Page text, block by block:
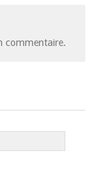
commentaire.